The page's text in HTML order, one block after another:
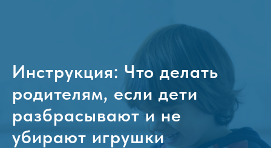
Инструкция: Что делать
родителям, если дети
разбрасывают и не
убирают игрушки